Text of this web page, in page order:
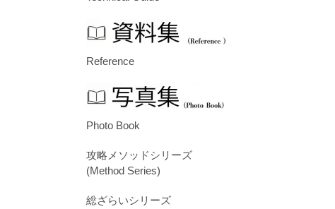
Reference
Photo Book
攻略メソッドシリーズ
(Method Series)
総ざらいシリーズ